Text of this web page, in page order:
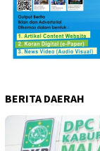
BERITA DAERAH